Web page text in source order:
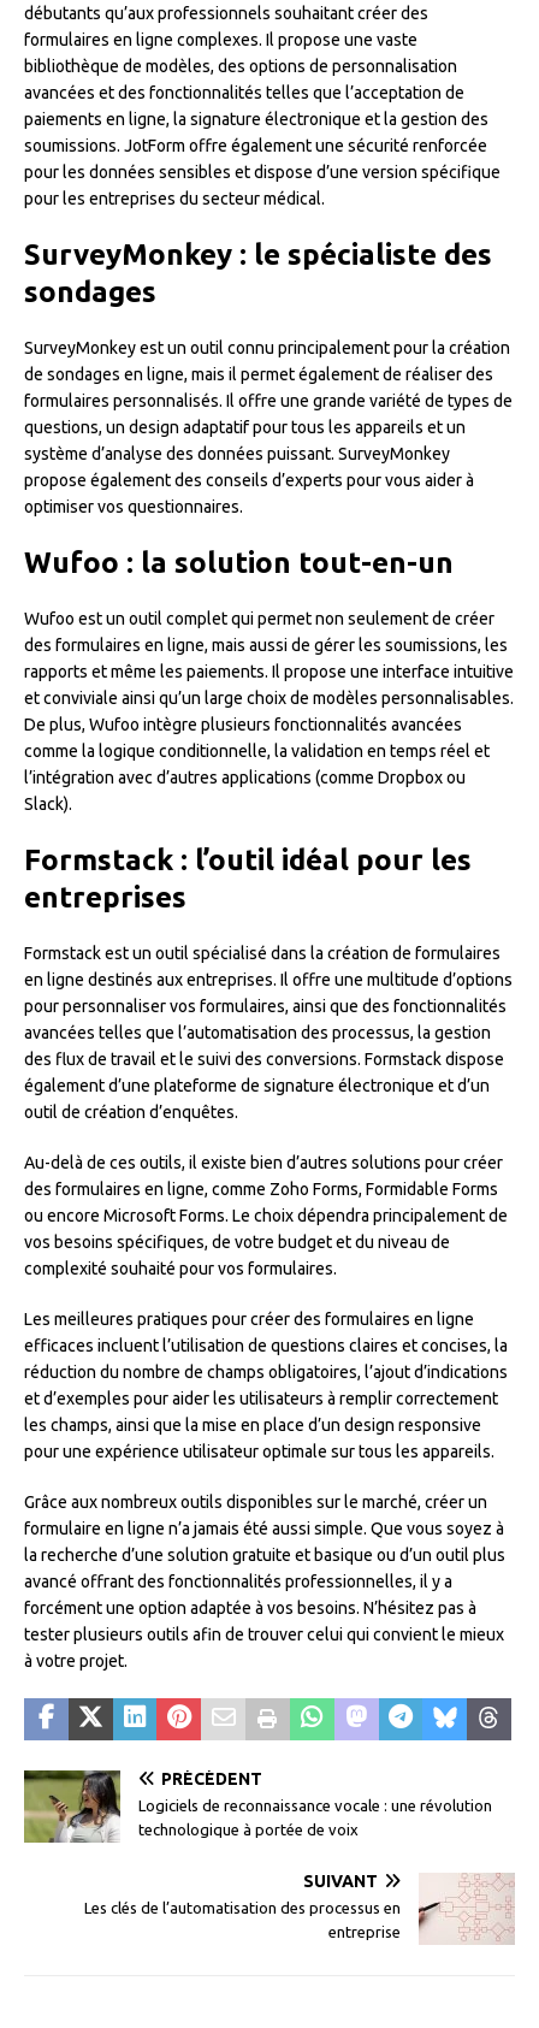
débutants qu’aux professionnels souhaitant créer des
formulaires en ligne complexes. Il propose une vaste
bibliothèque de modèles, des options de personnalisation
avancées et des fonctionnalités telles que l’acceptation de
paiements en ligne, la signature électronique et la gestion des
soumissions. JotForm offre également une sécurité renforcée
pour les données sensibles et dispose d’une version spécifique
pour les entreprises du secteur médical.
SurveyMonkey : le spécialiste des
sondages
SurveyMonkey est un outil connu principalement pour la création
de sondages en ligne, mais il permet également de réaliser des
formulaires personnalisés. Il offre une grande variété de types de
questions, un design adaptatif pour tous les appareils et un
système d’analyse des données puissant. SurveyMonkey
propose également des conseils d’experts pour vous aider à
optimiser vos questionnaires.
Wufoo : la solution tout-en-un
Wufoo est un outil complet qui permet non seulement de créer
des formulaires en ligne, mais aussi de gérer les soumissions, les
rapports et même les paiements. Il propose une interface intuitive
et conviviale ainsi qu’un large choix de modèles personnalisables.
De plus, Wufoo intègre plusieurs fonctionnalités avancées
comme la logique conditionnelle, la validation en temps réel et
l’intégration avec d’autres applications (comme Dropbox ou
Slack).
Formstack : l’outil idéal pour les
entreprises
Formstack est un outil spécialisé dans la création de formulaires
en ligne destinés aux entreprises. Il offre une multitude d’options
pour personnaliser vos formulaires, ainsi que des fonctionnalités
avancées telles que l’automatisation des processus, la gestion
des flux de travail et le suivi des conversions. Formstack dispose
également d’une plateforme de signature électronique et d’un
outil de création d’enquêtes.
Au-delà de ces outils, il existe bien d’autres solutions pour créer
des formulaires en ligne, comme Zoho Forms, Formidable Forms
ou encore Microsoft Forms. Le choix dépendra principalement de
vos besoins spécifiques, de votre budget et du niveau de
complexité souhaité pour vos formulaires.
Les meilleures pratiques pour créer des formulaires en ligne
efficaces incluent l’utilisation de questions claires et concises, la
réduction du nombre de champs obligatoires, l’ajout d’indications
et d’exemples pour aider les utilisateurs à remplir correctement
les champs, ainsi que la mise en place d’un design responsive
pour une expérience utilisateur optimale sur tous les appareils.
Grâce aux nombreux outils disponibles sur le marché, créer un
formulaire en ligne n’a jamais été aussi simple. Que vous soyez à
la recherche d’une solution gratuite et basique ou d’un outil plus
avancé offrant des fonctionnalités professionnelles, il y a
forcément une option adaptée à vos besoins. N’hésitez pas à
tester plusieurs outils afin de trouver celui qui convient le mieux
à votre projet.
PRÉCÉDENT
Logiciels de reconnaissance vocale : une révolution
technologique à portée de voix
SUIVANT
Les clés de l’automatisation des processus en
entreprise